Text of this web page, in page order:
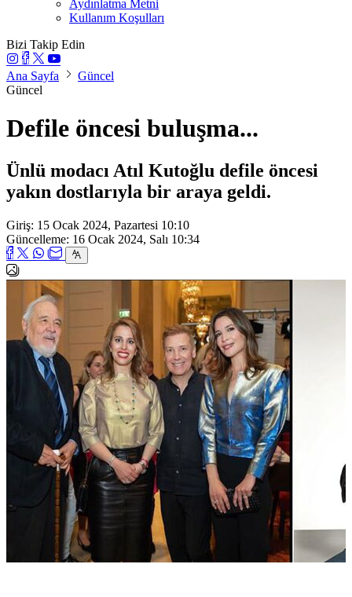
Aydınlatma Metni
Kullanım Koşulları
Bizi Takip Edin
Ana Sayfa
Güncel
Güncel
Defile öncesi buluşma...
Ünlü modacı Atıl Kutoğlu defile öncesi
yakın dostlarıyla bir araya geldi.
Giriş: 15 Ocak 2024, Pazartesi 10:10
Güncelleme: 16 Ocak 2024, Salı 10:34